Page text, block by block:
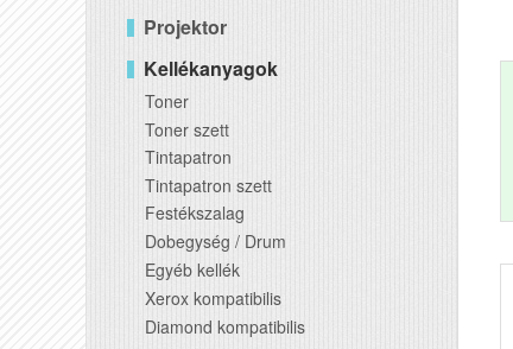
Projektor
Kellékanyagok
Toner
Toner szett
Tintapatron
Tintapatron szett
Festékszalag
Dobegység / Drum
Egyéb kellék
Xerox kompatibilis
Diamond kompatibilis